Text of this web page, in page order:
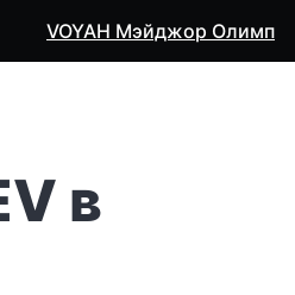
VOYAH Мэйджор Олимп
в